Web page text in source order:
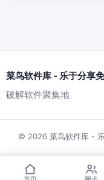
菜鸟软件库 - 乐于分享
破解软件聚集地
© 2026 菜鸟软件库 -